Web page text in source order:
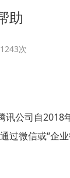
助
1243次
公司自2018
过微信或“企